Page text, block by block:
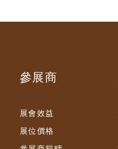
參展商
展會效益
展位價格